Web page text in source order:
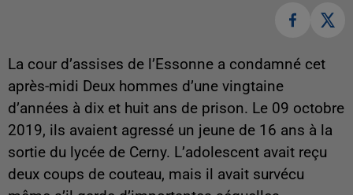
La cour d’assises de l’Essonne a condamné cet
après-midi Deux hommes d’une vingtaine
d’années à dix et huit ans de prison. Le 09 octobre
2019, ils avaient agressé un jeune de 16 ans à la
sortie du lycée de Cerny. L’adolescent avait reçu
deux coups de couteau, mais il avait survécu